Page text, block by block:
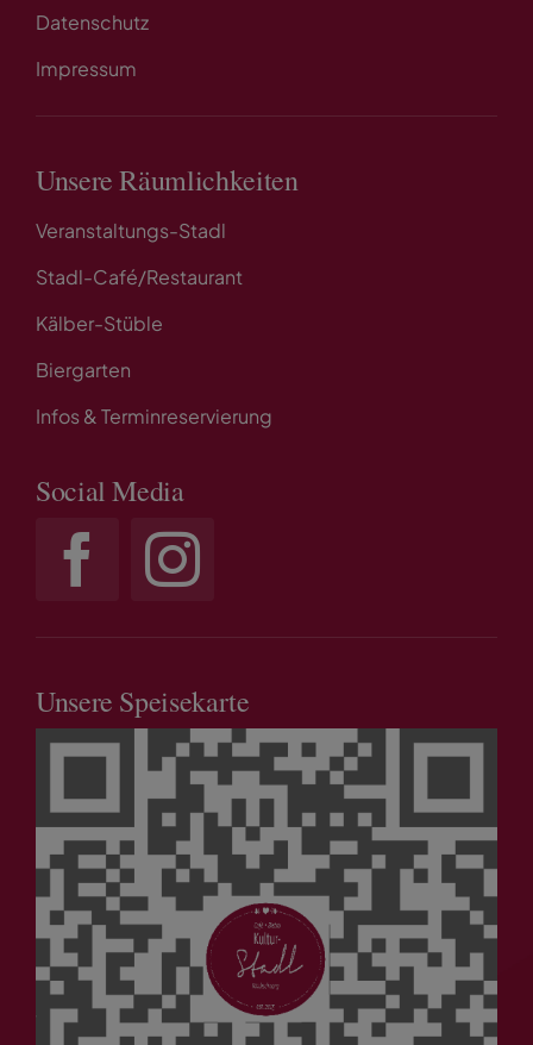
Datenschutz
Impressum
Unsere Räumlichkeiten
Veranstaltungs-Stadl
Stadl-Café/Restaurant
Kälber-Stüble
Biergarten
Infos & Terminreservierung
Social Media
Unsere Speisekarte